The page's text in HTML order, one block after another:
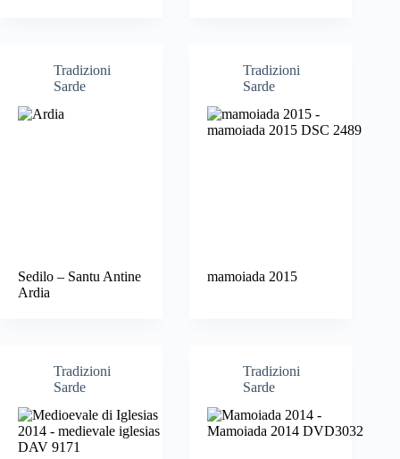
Tradizioni
Sarde
Sedilo – Santu Antine
Ardia
Tradizioni
Sarde
mamoiada 2015
Tradizioni
Sarde
Tradizioni
Sarde